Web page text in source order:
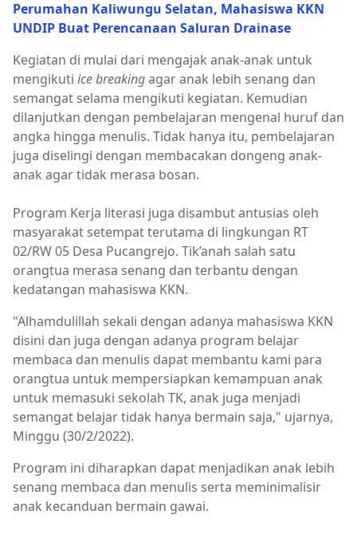
Perumahan Kaliwungu Selatan, Mahasiswa KKN
UNDIP Buat Perencanaan Saluran Drainase
Kegiatan di mulai dari mengajak anak-anak untuk
mengikuti ice breakingagar anak lebih senang dan
semangat selama mengikuti kegiatan. Kemudian
dilanjutkan dengan pembelajaran mengenal huruf dan
angka hingga menulis. Tidak hanya itu, pembelajaran
juga diselingi dengan membacakan dongeng anak-
anak agar tidak merasa bosan.
Program Kerja literasi juga disambut antusias oleh
masyarakat setempat terutama di lingkungan RT
02/RW 05 Desa Pucangrejo. Tik’anah salah satu
orangtua merasa senang dan terbantu dengan
kedatangan mahasiswa KKN.
"Alhamdulillah sekali dengan adanya mahasiswa KKN
disini dan juga dengan adanya program belajar
membaca dan menulis dapat membantu kami para
orangtua untuk mempersiapkan kemampuan anak
untuk memasuki sekolah TK, anak juga menjadi
semangat belajar tidak hanya bermain saja," ujarnya,
Minggu (30/2/2022).
Program ini diharapkan dapat menjadikan anak lebih
senang membaca dan menulis serta meminimalisir
anak kecanduan bermain gawai.